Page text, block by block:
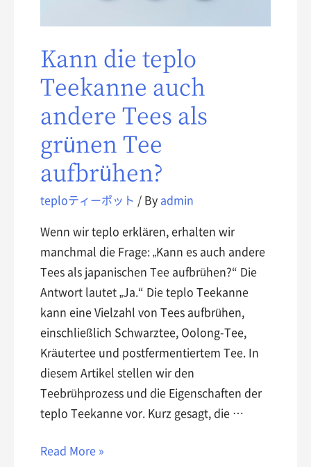
Kann die teplo
Teekanne auch
andere Tees als
grünen Tee
aufbrühen?
teploティーポット / By admin
Wenn wir teplo erklären, erhalten wir
manchmal die Frage: „Kann es auch andere
Tees als japanischen Tee aufbrühen?“ Die
Antwort lautet „Ja.“ Die teplo Teekanne
kann eine Vielzahl von Tees aufbrühen,
einschließlich Schwarztee, Oolong-Tee,
Kräutertee und postfermentiertem Tee. In
diesem Artikel stellen wir den
Teebrühprozess und die Eigenschaften der
teplo Teekanne vor. Kurz gesagt, die …
Read More »